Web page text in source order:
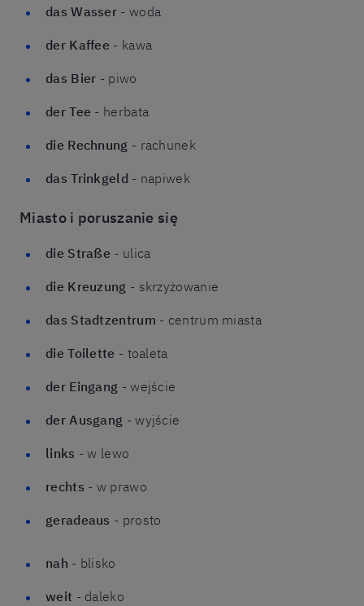
das Wasser - woda
der Kaffee - kawa
das Bier - piwo
der Tee - herbata
die Rechnung - rachunek
das Trinkgeld - napiwek
Miasto i poruszanie się
die Straße - ulica
die Kreuzung - skrzyżowanie
das Stadtzentrum - centrum miasta
die Toilette - toaleta
der Eingang - wejście
der Ausgang - wyjście
links - w lewo
rechts - w prawo
geradeaus - prosto
nah - blisko
weit - daleko